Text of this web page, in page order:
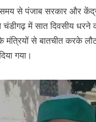
समय से पंजाब सरकार और
चंडीगढ़ में सात दिवसीय
से बातचीत करके
गया।